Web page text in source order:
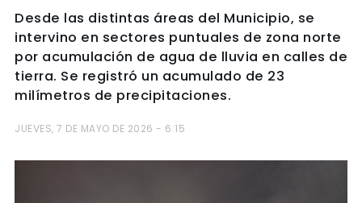
Desde las distintas áreas del Municipio, se
intervino en sectores puntuales de zona norte
por acumulación de agua de lluvia en calles de
tierra. Se registró un acumulado de 23
milímetros de precipitaciones.
JUEVES, 7 DE MAYO DE 2026 - 6:15